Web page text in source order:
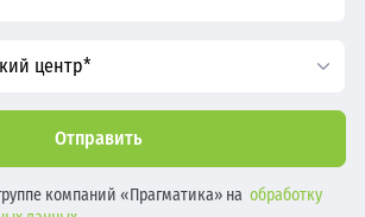
центр*
Отправить
компаний «Прагматика» на обработку